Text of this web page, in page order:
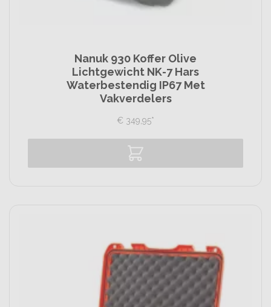
Nanuk 930 Koffer Olive
Lichtgewicht NK-7 Hars
Waterbestendig IP67 Met
Vakverdelers
€ 349, 95*